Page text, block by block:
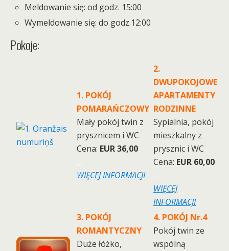
Meldowanie się: od godz. 15:00
Wymeldowanie się: do godz.12:00
Pokoje:
1. POKÓJ
POMARAŃCZOWY
Mały pokój twin z
prysznicem i WC
Cena: EUR 36,00
WIĘCEJ INFORMACJI
2.
DWUPOKOJOWE
APARTAMENTY
RODZINNE
Sypialnia, pokój
mieszkalny z
prysznic i WC
Cena: EUR 60,00
WIĘCEJ
INFORMACJI
3. POKÓJ
ROMANTYCZNY
Duże łóżko,
4. POKÓJ Nr.4
Pokój twin ze
wspólną